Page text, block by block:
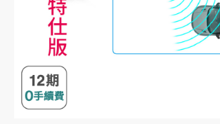
客訂專區 機車專區
大型家電 禮券專區